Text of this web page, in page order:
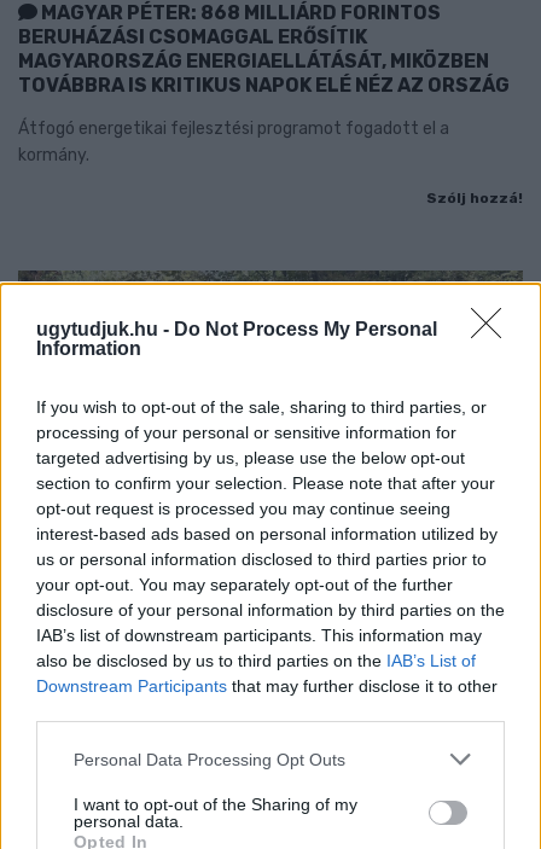
ugytudjuk.hu - Do Not Process My Personal
Information
If you wish to opt-out of the sale, sharing to third parties, or
processing of your personal or sensitive information for
targeted advertising by us, please use the below opt-out
section to confirm your selection. Please note that after your
opt-out request is processed you may continue seeing
interest-based ads based on personal information utilized by
us or personal information disclosed to third parties prior to
your opt-out. You may separately opt-out of the further
disclosure of your personal information by third parties on the
IAB’s list of downstream participants. This information may
also be disclosed by us to third parties on the IAB’s List of
Downstream Participants that may further disclose it to other
Please note that this website/app uses one or more Google
not limited to your visit or usage behaviour. You may click to
grant or deny consent to Google and its third-party tags to
Personal Data Processing Opt Outs
I want to opt-out of the Sharing of my
personal data.
Opted In
MAGYAR PÉTER: 868 MILLIÁRD FORINTOS
BERUHÁZÁSI CSOMAGGAL ERŐSÍTIK
MAGYARORSZÁG ENERGIAELLÁTÁSÁT, MIKÖZBEN
TOVÁBBRA IS KRITIKUS NAPOK ELÉ NÉZ AZ ORSZÁG
Átfogó energetikai fejlesztési programot fogadott el a
kormány.
Szólj hozzá!
ÁTADJÁK A MEGÚJULT ERZSÉBET LIGETI
KRESZ-PARKOT GYŐRBEN – CSALÁDI
PROGRAMOKKAL ÜNNEPLIK A FELÚJÍTÁST
Ügyességi versenyek, KRESZ-kvíz, ingyenes kerékpár- és e-
rollerjelölés is várja a családokat augusztus 8-án.
Szólj hozzá!